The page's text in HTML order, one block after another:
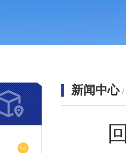
新闻中心 /